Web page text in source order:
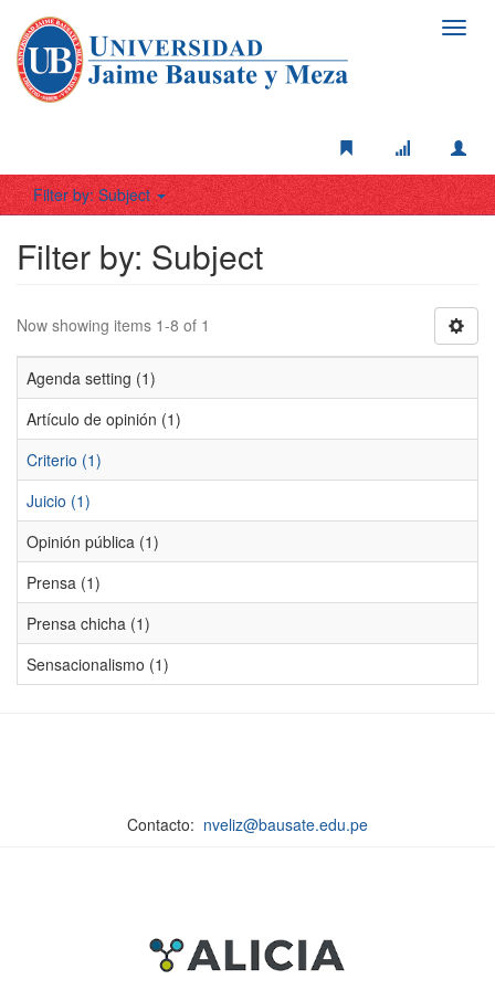
Filter by: Subject
Filter by: Subject
Now showing items 1-8 of 1
Agenda setting (1)
Artículo de opinión (1)
Criterio (1)
Juicio (1)
Opinión pública (1)
Prensa (1)
Prensa chicha (1)
Sensacionalismo (1)
Contacto: nveliz@bausate.edu.pe